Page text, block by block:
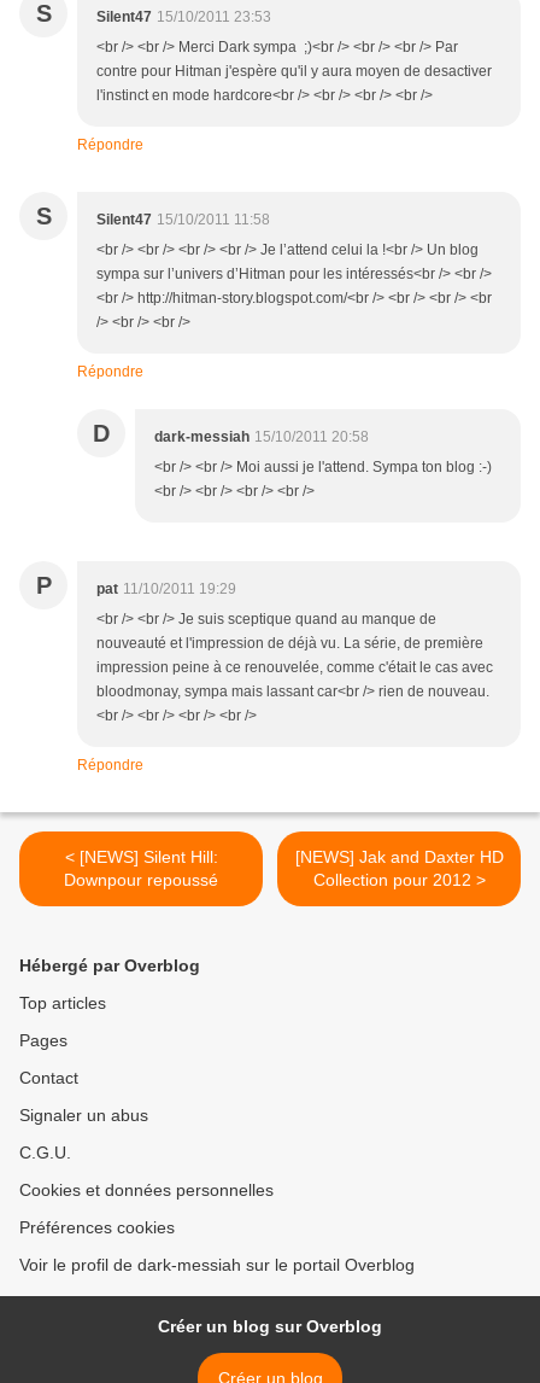
S Silent47 15/10/2011 23:53
<br /> <br /> Merci Dark sympa ;)<br /> <br /> <br /> Par
contre pour Hitman j'espère qu'il y aura moyen de desactiver
l'instinct en mode hardcore<br /> <br /> <br /> <br />
Répondre
S Silent47 15/10/2011 11:58
<br /> <br /> <br /> <br /> Je l’attend celui la !<br /> Un blog
sympa sur l’univers d’Hitman pour les intéressés<br /> <br />
<br /> http://hitman-story.blogspot.com/<br /> <br /> <br /> <br
/> <br /> <br />
Répondre
D dark-messiah 15/10/2011 20:58
<br /> <br /> Moi aussi je l'attend. Sympa ton blog :-)
<br /> <br /> <br /> <br />
P pat 11/10/2011 19:29
<br /> <br /> Je suis sceptique quand au manque de
nouveauté et l'impression de déjà vu. La série, de première
impression peine à ce renouvelée, comme c'était le cas avec
bloodmonay, sympa mais lassant car<br /> rien de nouveau.
<br /> <br /> <br /> <br />
Répondre
< [NEWS] Silent Hill:
Downpour repoussé
[NEWS] Jak and Daxter HD
Collection pour 2012 >
Hébergé par Overblog
Top articles
Pages
Contact
Signaler un abus
C.G.U.
Cookies et données personnelles
Préférences cookies
Voir le profil de dark-messiah sur le portail Overblog
Créer un blog sur Overblog
Créer un blog